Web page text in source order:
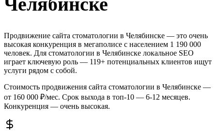
Продвижение сайта стоматологии в Челябинске — это очень
высокая конкуренция в мегаполисе с населением 1 190 000
человек. Для стоматологии в Челябинске локальное SEO
играет ключевую роль — 119+ потенциальных клиентов ищут
услуги рядом с собой.
Стоимость продвижения сайта стоматологии в Челябинске —
от 160 000 ₽/мес. Срок выхода в топ-10 — 6-12 месяцев.
Конкуренция — очень высокая.